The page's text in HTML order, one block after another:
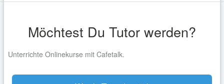
Möchtest Du Tutor werden?
Unterrichte Onlinekurse mit Cafetalk.